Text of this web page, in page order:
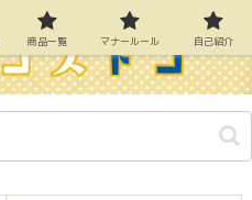
商品一覧 マナールール 自己紹介